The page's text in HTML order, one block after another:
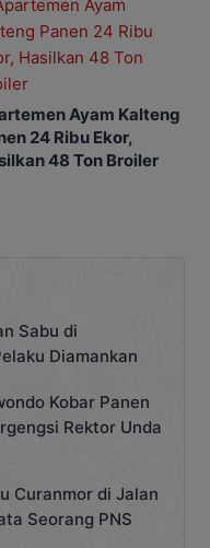
Ayam Kalteng
24 Ribu Ekor,
48 Ton Broiler
Sabu di
Diamankan
Kobar Panen
Rektor Unda
Curanmor di Jalan
Seorang PNS